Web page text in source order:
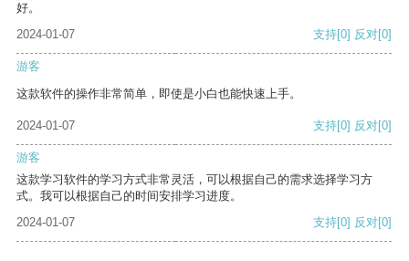
好。
2024-01-07
支持[0] 反对[0]
游客
这款软件的操作非常简单，即使是小白也能快速上手。
2024-01-07 支持[0] 反对[0]
游客
这款学习软件的学习方式非常灵活，可以根据自己的需求选择学习方
式。我可以根据自己的时间安排学习进度。
2024-01-07
支持[0] 反对[0]